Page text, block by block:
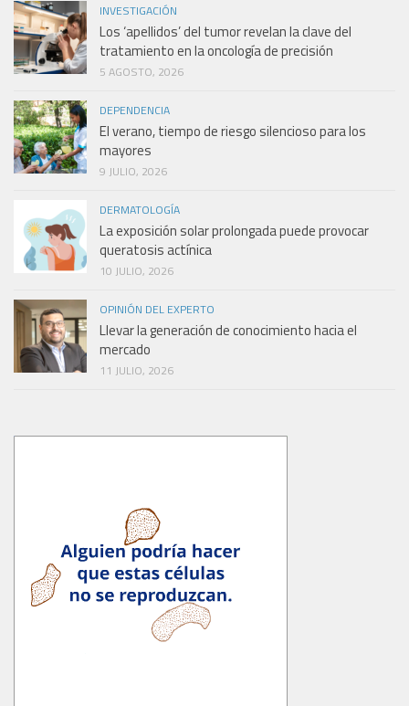
INVESTIGACIÓN
Los ‘apellidos’ del tumor revelan la clave del
tratamiento en la oncología de precisión
5 AGOSTO, 2026
DEPENDENCIA
El verano, tiempo de riesgo silencioso para los
mayores
9 JULIO, 2026
DERMATOLOGÍA
La exposición solar prolongada puede provocar
queratosis actínica
10 JULIO, 2026
OPINIÓN DEL EXPERTO
Llevar la generación de conocimiento hacia el
mercado
11 JULIO, 2026